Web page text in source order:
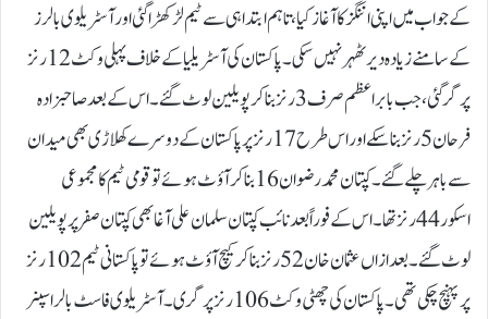
کے جواب میں اپنی اننگز کا آغاز کیا، تاہم ابتدا ہی سے ٹیم لڑکھڑا گئی اور آسٹریلوی بالرز
کے سامنے زیادہ دیر ٹھہر نہیں سکی۔پاکستان کی آسٹریلیا کے خلاف پہلی وکٹ 12 رنز
پر گر گئی، جب بابراعظم صرف 3 رنز بنا کر پویلین لوٹ گئے۔ اس کے بعد صاحبزادہ
فرحان 5 رنز بنا سکے اور اس طرح 17 رنز پر پاکستان کے دوسرے کھلاڑی بھی میدان
سے باہر چلے گئے۔کپتان محمد رضوان 16 بنا کر آؤٹ ہوئے تو قومی ٹیم کا مجموعی
اسکور 44 رنز تھا۔ اس کے فوراً بعد نائب کپتان سلمان علی آغا بھی کپتان صفر پر پویلین
لوٹ گئے۔ بعد ازاں عثمان خان 52 رنز بنا کر کیچ آؤٹ ہوئے تو پاکستانی ٹیم 102 رنز
پر پہنچ چکی تھی۔پاکستان کی چھٹی وکٹ 106 رنز پر گری۔ آسٹریلوی فاسٹ بالر اسپنر